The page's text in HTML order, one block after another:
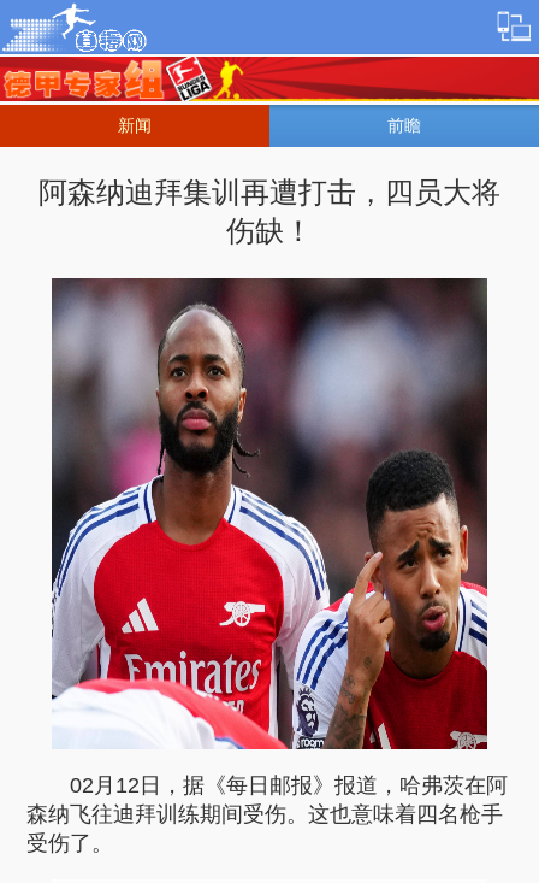
新闻 前瞻
阿森纳迪拜集训再遭打击，四员大将
伤缺！
02月12日，据《每日邮报》报道，哈弗茨在阿
森纳飞往迪拜训练期间受伤。这也意味着四名枪手
受伤了。